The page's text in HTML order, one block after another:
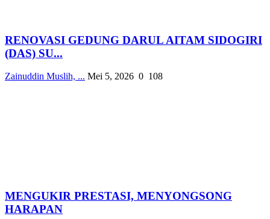
RENOVASI GEDUNG DARUL AITAM SIDOGIRI
(DAS) SU...
Zainuddin Muslih, ... Mei 5, 2026 0 108
MENGUKIR PRESTASI, MENYONGSONG
HARAPAN